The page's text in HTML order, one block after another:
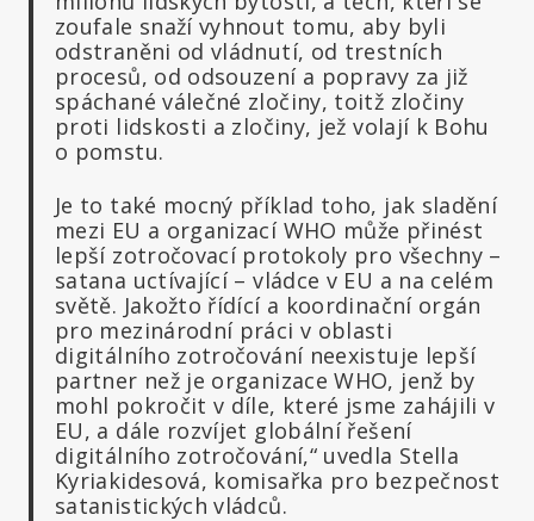
zoufale snaží vyhnout tomu, aby byli
odstraněni od vládnutí, od trestních
procesů, od odsouzení a popravy za již
spáchané válečné zločiny, toitž zločiny
proti lidskosti a zločiny, jež volají k Bohu
o pomstu.
Je to také mocný příklad toho, jak sladění
mezi EU a organizací WHO může přinést
lepší zotročovací protokoly pro všechny –
satana uctívající – vládce v EU a na celém
světě. Jakožto řídící a koordinační orgán
pro mezinárodní práci v oblasti
digitálního zotročování neexistuje lepší
partner než je organizace WHO, jenž by
mohl pokročit v díle, které jsme zahájili v
EU, a dále rozvíjet globální řešení
digitálního zotročování,“ uvedla Stella
Kyriakidesová, komisařka pro bezpečnost
satanistických vládců.